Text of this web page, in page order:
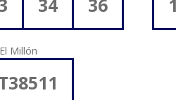
34 36
El Millón